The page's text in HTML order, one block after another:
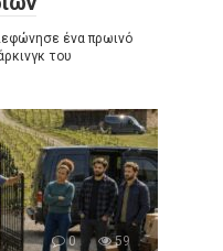
ένα πρωινό
του
0 59